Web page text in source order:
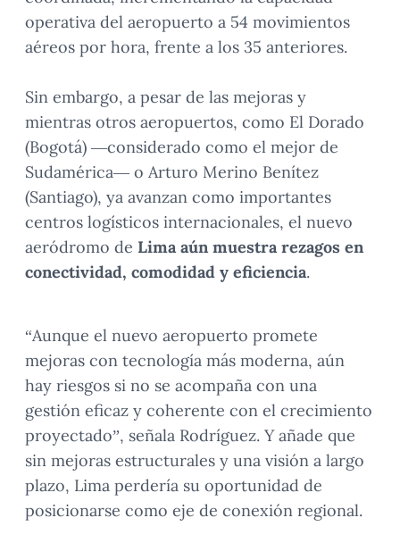
operativa del aeropuerto a 54 movimientos
aéreos por hora, frente a los 35 anteriores.
Sin embargo, a pesar de las mejoras y
mientras otros aeropuertos, como El Dorado
(Bogotá) —considerado como el mejor de
Sudamérica— o Arturo Merino Benítez
(Santiago), ya avanzan como importantes
centros logísticos internacionales, el nuevo
aeródromo de Lima aún muestra rezagos en
conectividad, comodidad y eficiencia.
“Aunque el nuevo aeropuerto promete
mejoras con tecnología más moderna, aún
hay riesgos si no se acompaña con una
gestión eficaz y coherente con el crecimiento
proyectado”, señala Rodríguez. Y añade que
sin mejoras estructurales y una visión a largo
plazo, Lima perdería su oportunidad de
posicionarse como eje de conexión regional.